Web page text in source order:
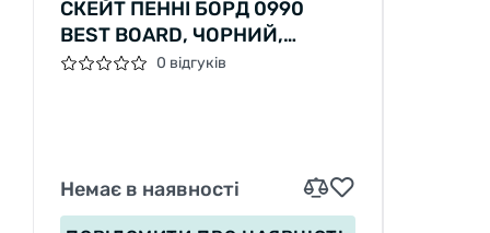
СКЕЙТ ПЕННІ БОРД 0990
BEST BOARD, ЧОРНИЙ,
ДОШКА = 55СМ, КОЛЕСА PU ЗІ
0 відгуків
Немає в наявності